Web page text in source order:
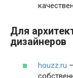
Для
дизайнеров
houzz.ru